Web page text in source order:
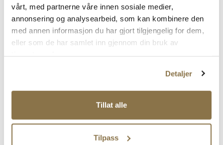
vårt, med partnerne våre innen sosiale medier,
annonsering og analysearbeid, som kan kombinere den
med annen informasjon du har gjort tilgjengelig for dem,
eller som de har samlet inn gjennom din bruk av
Detaljer
Tillat alle
Tilpass
endres eller brukes til kommersielle formål uten vårt skriftlige
samtykke. Du kan se på og dele innhold til privat, ikke-kommersiell
bruk.
I nettstedets inspirasjonsdel publiserer vi blant annet innhold som er
oppdrag fra oss, for eksempel stylingtips og produktutvalg. Slikt
innhold er betalt samarbeid og er merket som reklame i tråd med
priser kan endre seg, og det er de offisielle produktopplysningene i